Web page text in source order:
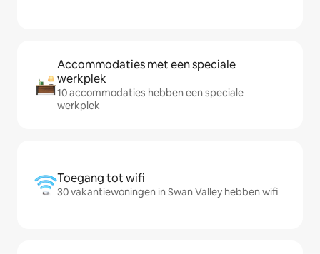
Accommodaties met een speciale
werkplek
10 accommodaties hebben een speciale
werkplek
Toegang tot wifi
30 vakantiewoningen in Swan Valley hebben wifi